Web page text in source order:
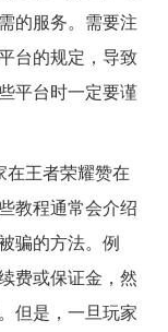
的服务。需要注
台的规定，导致
平台时一定要谨
王者荣耀赞在
教程通常会介绍
骗的方法。例
费或保证金，然
但是，一旦玩家